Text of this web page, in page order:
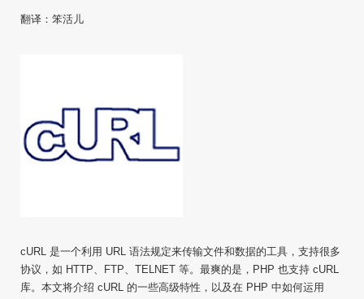
翻译：笨活儿
cURL 是一个利用 URL 语法规定来传输文件和数据的工具，支持很多
协议，如 HTTP、FTP、TELNET 等。最爽的是，PHP 也支持 cURL
库。本文将介绍 cURL 的一些高级特性，以及在 PHP 中如何运用